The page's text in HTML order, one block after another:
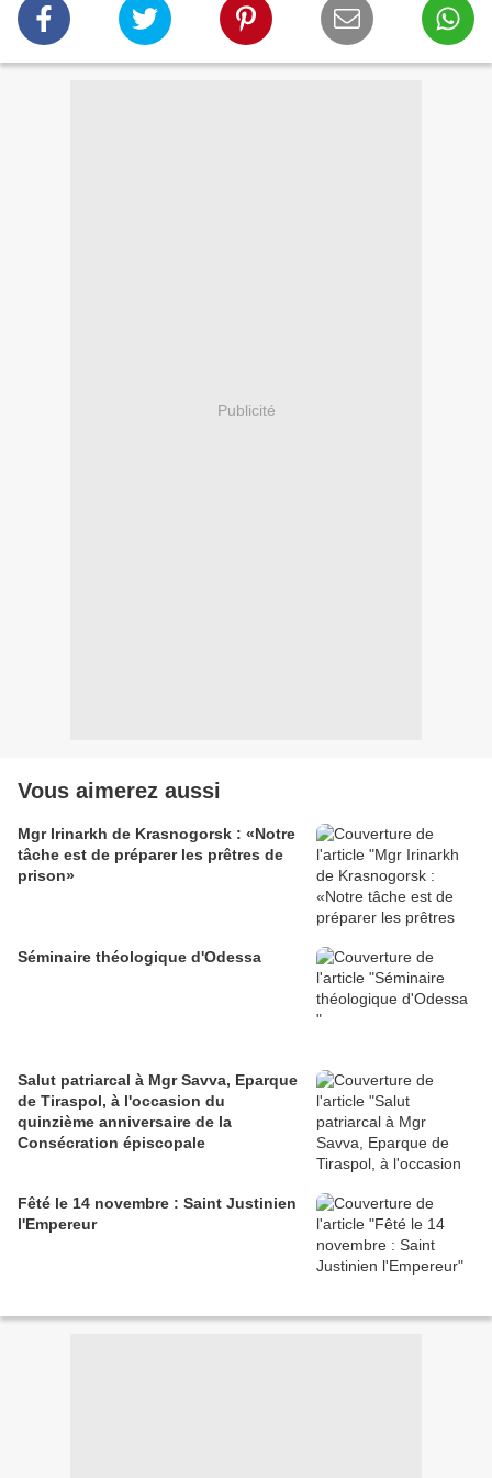
Publicité
Vous aimerez aussi
Mgr Irinarkh de Krasnogorsk : «Notre
tâche est de préparer les prêtres de
prison»
Séminaire théologique d'Odessa
Salut patriarcal à Mgr Savva, Eparque
de Tiraspol, à l'occasion du
quinzième anniversaire de la
Consécration épiscopale
Fêté le 14 novembre : Saint Justinien
l'Empereur